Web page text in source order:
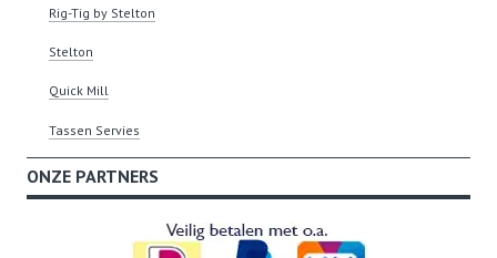
Rig-Tig by Stelton
Stelton
Quick Mill
Tassen Servies
ONZE PARTNERS